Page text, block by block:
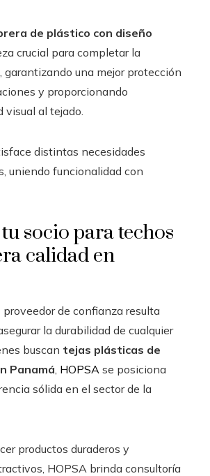
de plástico con diseño
crucial para completar la
garantizando una mejor protección
y proporcionando
visual al tejado.
distintas necesidades
uniendo funcionalidad con
socio para techos
calidad en
proveedor de confianza resulta
la durabilidad de cualquier
buscan tejas plásticas de
Panamá HOPSA se posiciona
sólida en el sector de la
productos duraderos y
HOPSA brinda consultoría